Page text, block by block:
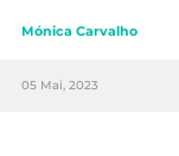
Mónica Carvalho
05 Mai, 2023